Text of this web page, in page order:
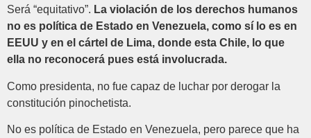
Será “equitativo”. La violación de los derechos humanos
no es política de Estado en Venezuela, como sí lo es en
EEUU y en el cártel de Lima, donde esta Chile, lo que
ella no reconocerá pues está involucrada.
Como presidenta, no fue capaz de luchar por derogar la
constitución pinochetista.
No es política de Estado en Venezuela, pero parece que ha